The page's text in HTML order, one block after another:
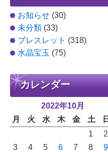
お知らせ (30)
未分類 (33)
ブレスレット (318)
水晶宝玉 (75)
カレンダー
2022年10月
月
火 水 木 金 土 日
1
2
3
4 5 6 7 8
9